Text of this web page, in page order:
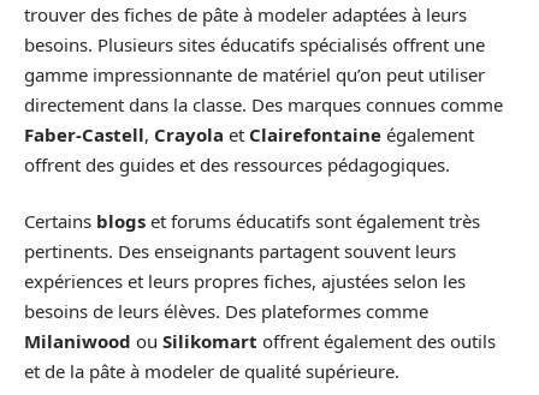
trouver des fiches de pâte à modeler adaptées à leurs
besoins. Plusieurs sites éducatifs spécialisés offrent une
gamme impressionnante de matériel qu’on peut utiliser
directement dans la classe. Des marques connues comme
Faber-Castell, Crayola et Clairefontaine également
offrent des guides et des ressources pédagogiques.
Certains blogs et forums éducatifs sont également très
pertinents. Des enseignants partagent souvent leurs
expériences et leurs propres fiches, ajustées selon les
besoins de leurs élèves. Des plateformes comme
Milaniwood ou Silikomart offrent également des outils
et de la pâte à modeler de qualité supérieure.